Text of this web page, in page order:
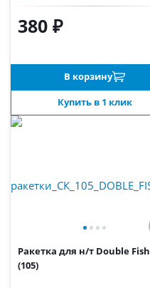
380 ₽
В корзину
Купить в 1 клик
Ракетка для н/т Double Fish
(105)